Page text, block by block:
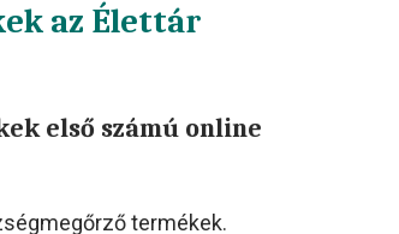
az Élettár
első számú online
termékek.